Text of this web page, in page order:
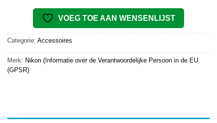
VOEG TOE AAN WENSENLIJST
Categorie: Accessoires
Merk: Nikon (Informatie over de Verantwoordelijke Persoon in de EU
(GPSR)